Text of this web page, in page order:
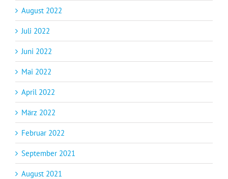
August 2022
Juli 2022
Juni 2022
Mai 2022
April 2022
März 2022
Februar 2022
September 2021
August 2021